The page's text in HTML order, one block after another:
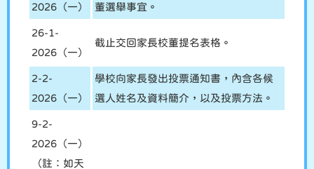
2026（一）
董選舉事宜。
26-1-
2026（一）
截止交回家長校董提名表格。
2-2-
2026（一）
學校向家長發出投票通知書，內含各候
選人姓名及資料簡介，以及投票方法。
9-2-
2026（一）
（註：如天